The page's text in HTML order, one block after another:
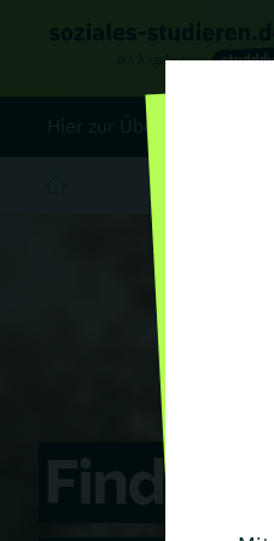
Hier zur Übersicht aller
Finde